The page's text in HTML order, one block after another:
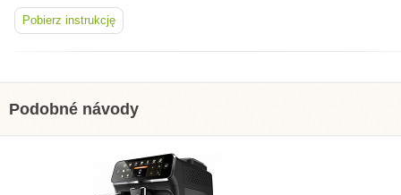
Pobierz instrukcję
Podobné návody